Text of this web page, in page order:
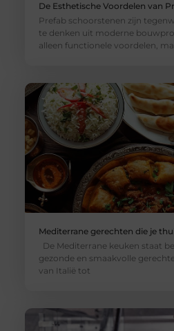
De Esthetische Voordelen van
Prefab schoorstenen zijn
te denken uit moderne
alleen functionele voordelen,
Mediterrane gerechten die je
De Mediterrane keuken staat
gezonde en smaakvolle
van Italië tot